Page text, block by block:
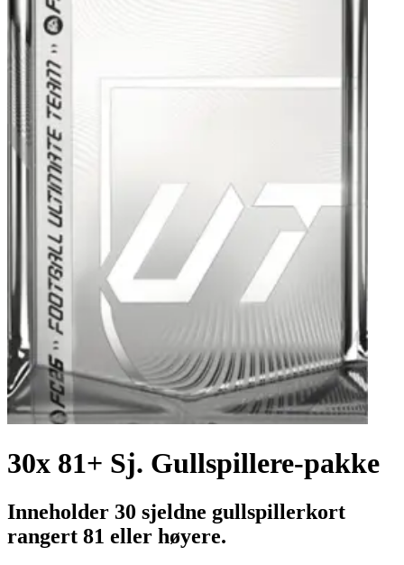
30x 81+ Sj. Gullspillere-pakke
Inneholder 30 sjeldne gullspillerkort
rangert 81 eller høyere.